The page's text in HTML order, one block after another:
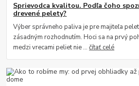
Sprievodca kvalitou. Podľa čoho
drevené pelety?
Výber správneho paliva je pre majiteľa
zásadným rozhodnutím. Hoci sa na prvý
medzi vrecami peliet nie ...čítať celé